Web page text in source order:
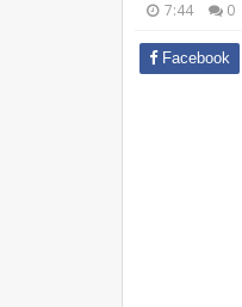
7:44 0
Facebook